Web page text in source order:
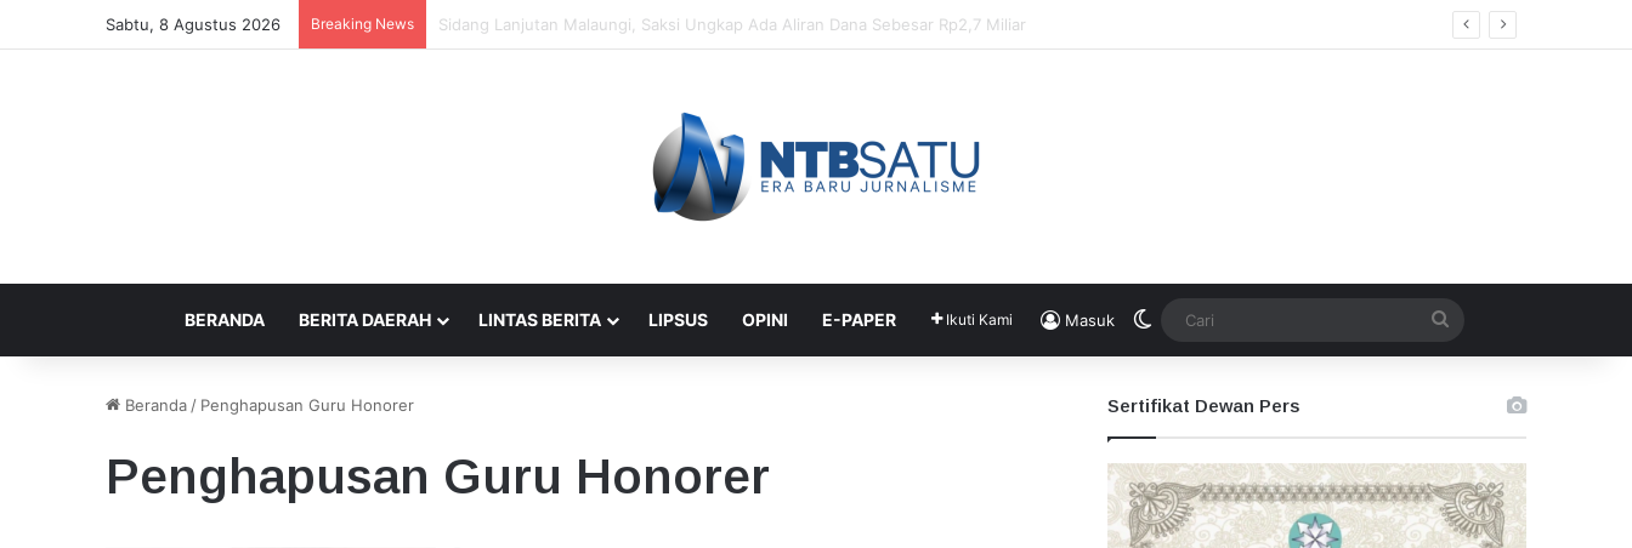
Sabtu, 8 Agustus 2026 Breaking News Beda Tempat Penahanan Didik dan Malaungi, Kejari Bima: Alasan Keamanan
BERANDA BERITA DAERAH LINTAS BERITA LIPSUS OPINI E-PAPER Ikuti Kami Masuk Switch skin
Beranda / Penghapusan Guru Honorer
Penghapusan Guru Honorer
Sertifikat Dewan Pers